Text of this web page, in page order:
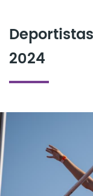
2024